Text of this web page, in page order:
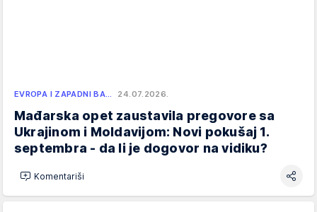
EVROPA I ZAPADNI BA… 24.07.2026.
Mađarska opet zaustavila pregovore sa
Ukrajinom i Moldavijom: Novi pokušaj 1.
septembra - da li je dogovor na vidiku?
Komentariši